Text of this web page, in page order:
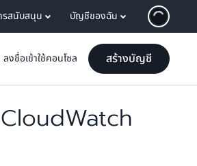
รสนับสนุน บัญชีของฉัน
ลงชื่อเข้าใช้คอนโซล สร้างบัญชี